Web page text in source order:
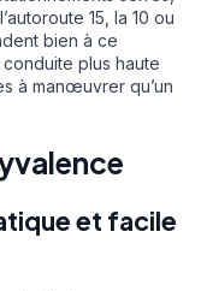
15, la 10 ou
bien à ce
plus haute
à manœuvrer qu’un
et facile